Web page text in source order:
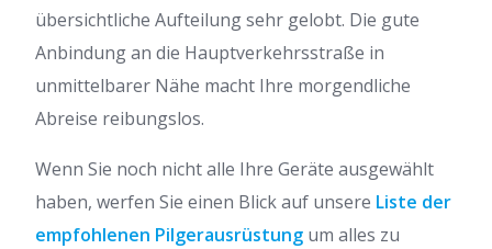
übersichtliche Aufteilung sehr gelobt. Die gute
Anbindung an die Hauptverkehrsstraße in
unmittelbarer Nähe macht Ihre morgendliche
Abreise reibungslos.
Wenn Sie noch nicht alle Ihre Geräte ausgewählt
haben, werfen Sie einen Blick auf unsere Liste der
empfohlenen Pilgerausrüstung um alles zu